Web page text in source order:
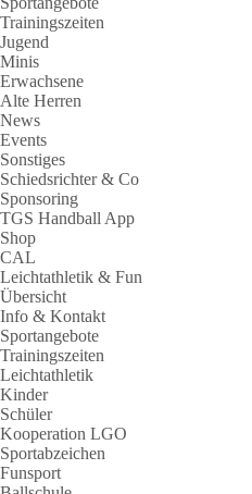
Trainingszeiten
Jugend
Minis
Erwachsene
Alte Herren
News
Events
Sonstiges
Schiedsrichter & Co
Sponsoring
TGS Handball App
Shop
CAL
Leichtathletik & Fun
Übersicht
Info & Kontakt
Sportangebote
Trainingszeiten
Leichtathletik
Kinder
Schüler
Kooperation LGO
Sportabzeichen
Funsport